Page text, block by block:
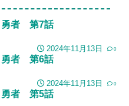
勇者 第7話
2024年11月13日 0
勇者 第6話
2024年11月13日 0
勇者 第5話